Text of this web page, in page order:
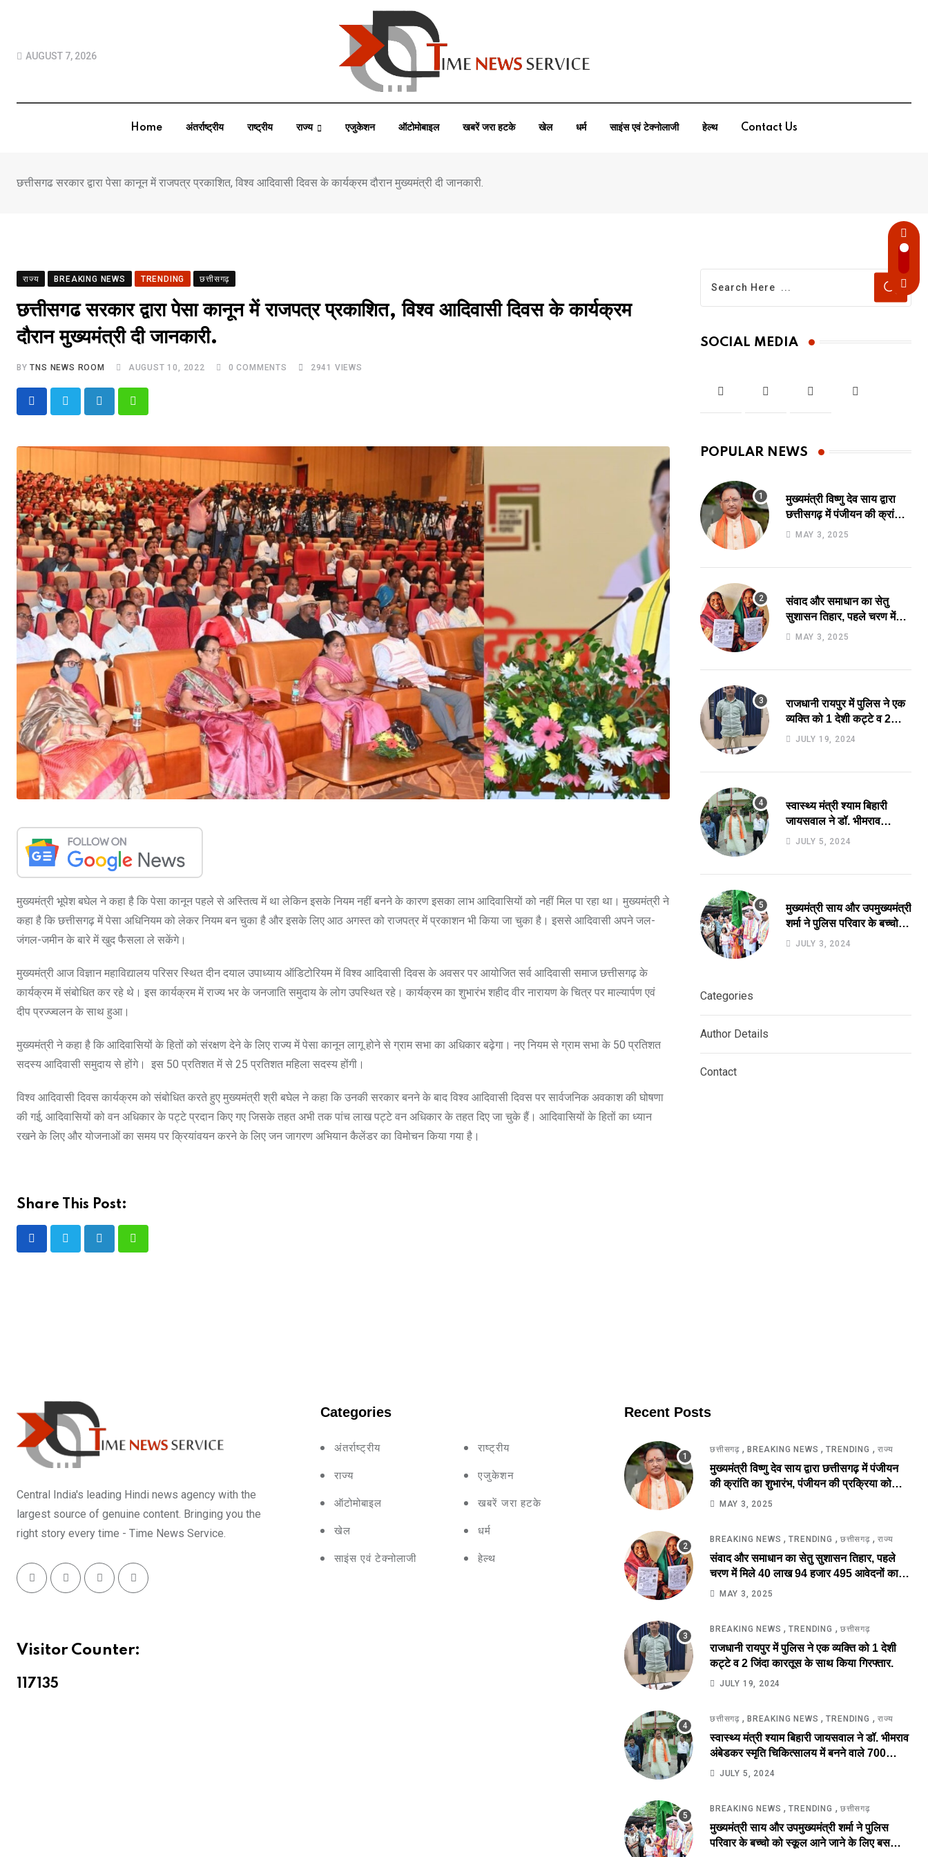
AUGUST 7, 2026
Home अंतर्राष्ट्रीय राष्ट्रीय राज्य एजुकेशन ऑटोमोबाइल खबरें जरा हटके खेल धर्म साइंस एवं टेक्नोलाजी हेल्थ Contact Us
छत्तीसगढ सरकार द्वारा पेसा कानून में राजपत्र प्रकाशित, विश्व आदिवासी दिवस के कार्यक्रम दौरान मुख्यमंत्री दी जानकारी.
राज्य BREAKING NEWS TRENDING छत्तीसगढ़
छत्तीसगढ सरकार द्वारा पेसा कानून में राजपत्र प्रकाशित, विश्व आदिवासी दिवस के कार्यक्रम
दौरान मुख्यमंत्री दी जानकारी.
BYTNS NEWS ROOM AUGUST 10, 2022 0 COMMENTS 2941 VIEWS
मुख्यमंत्री भूपेश बघेल ने कहा है कि पेसा कानून पहले से अस्तित्व में था लेकिन इसके नियम नहीं बनने के कारण इसका लाभ आदिवासियों को नहीं मिल पा रहा था। मुख्यमंत्री ने
कहा है कि छत्तीसगढ़ में पेसा अधिनियम को लेकर नियम बन चुका है और इसके लिए आठ अगस्त को राजपत्र में प्रकाशन भी किया जा चुका है। इससे आदिवासी अपने जल-
जंगल-जमीन के बारे में खुद फैसला ले सकेंगे।
मुख्यमंत्री आज विज्ञान महाविद्यालय परिसर स्थित दीन दयाल उपाध्याय ऑडिटोरियम में विश्व आदिवासी दिवस के अवसर पर आयोजित सर्व आदिवासी समाज छत्तीसगढ़ के
कार्यक्रम में संबोधित कर रहे थे। इस कार्यक्रम में राज्य भर के जनजाति समुदाय के लोग उपस्थित रहे। कार्यक्रम का शुभारंभ शहीद वीर नारायण के चित्र पर माल्यार्पण एवं
दीप प्रज्ज्वलन के साथ हुआ।
मुख्यमंत्री ने कहा है कि आदिवासियों के हितों को संरक्षण देने के लिए राज्य में पेसा कानून लागू होने से ग्राम सभा का अधिकार बढ़ेगा। नए नियम से ग्राम सभा के 50 प्रतिशत
सदस्य आदिवासी समुदाय से होंगे। इस 50 प्रतिशत में से 25 प्रतिशत महिला सदस्य होंगी।
विश्व आदिवासी दिवस कार्यक्रम को संबोधित करते हुए मुख्यमंत्री श्री बघेल ने कहा कि उनकी सरकार बनने के बाद विश्व आदिवासी दिवस पर सार्वजनिक अवकाश की घोषणा
की गई, आदिवासियों को वन अधिकार के पट्टे प्रदान किए गए जिसके तहत अभी तक पांच लाख पट्टे वन अधिकार के तहत दिए जा चुके हैं। आदिवासियों के हितों का ध्यान
रखने के लिए और योजनाओं का समय पर क्रियांवयन करने के लिए जन जागरण अभियान कैलेंडर का विमोचन किया गया है।
Share This Post:
LinkedInWhatsapp
SOCIAL MEDIA
POPULAR NEWS
मुख्यमंत्री विष्णु देव साय द्वारा
छत्तीसगढ़ में पंजीयन की क्रांति
का शुभारंभ, पंजीयन की
MAY 3, 2025
संवाद और समाधान का सेतु
सुशासन तिहार, पहले चरण में
मिले 40 लाख 94 हजार 495
MAY 3, 2025
राजधानी रायपुर में पुलिस ने एक
व्यक्ति को 1 देशी कट्टे व 2
जिंदा कारतूस के साथ किया
JULY 19, 2024
स्वास्थ्य मंत्री श्याम बिहारी
जायसवाल ने डॉ. भीमराव
अंबेडकर स्मृति चिकित्सालय में
JULY 5, 2024
मुख्यमंत्री साय और उपमुख्यमंत्री
शर्मा ने पुलिस परिवार के बच्चो
को स्कूल आने जाने के लिए बस
JULY 3, 2024
Categories
Author Details
Contact
Central India's leading Hindi news agency with the
largest source of genuine content. Bringing you the
right story every time - Time News Service.
Visitor Counter:
117135
Categories
अंतर्राष्ट्रीय राष्ट्रीय
राज्य एजुकेशन
ऑटोमोबाइल खबरें जरा हटके
खेल धर्म
साइंस एवं टेक्नोलाजी हेल्थ
Recent Posts
छत्तीसगढ़ , BREAKING NEWS ,TRENDING , राज्य
मुख्यमंत्री विष्णु देव साय द्वारा छत्तीसगढ़ में पंजीयन
की क्रांति का शुभारंभ, पंजीयन की प्रक्रिया को
सरलीकरण कर 10 दिन का काम अब 10 मिनट में..
MAY 3, 2025
BREAKING NEWS ,TRENDING , छत्तीसगढ़, राज्य
संवाद और समाधान का सेतु सुशासन तिहार, पहले
चरण में मिले 40 लाख 94 हजार 495 आवेदनों का
तेजी से निराकरण की ओर.
MAY 3, 2025
BREAKING NEWS ,TRENDING , छत्तीसगढ़
राजधानी रायपुर में पुलिस ने एक व्यक्ति को 1 देशी
कट्टे व 2 जिंदा कारतूस के साथ किया गिरफ्तार.
JULY 19, 2024
छत्तीसगढ़ , BREAKING NEWS ,TRENDING , राज्य
स्वास्थ्य मंत्री श्याम बिहारी जायसवाल ने डॉ. भीमराव
अंबेडकर स्मृति चिकित्सालय में बनने वाले 700
बिस्तर अस्पताल का किया स्थल निरीक्षण.
JULY 5, 2024
BREAKING NEWS ,TRENDING , छत्तीसगढ़
मुख्यमंत्री साय और उपमुख्यमंत्री शर्मा ने पुलिस
परिवार के बच्चो को स्कूल आने जाने के लिए बस